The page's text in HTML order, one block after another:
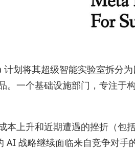
划将其超级智能实验室拆分
。一个基础设施部门，专注于
本上升和近期遭遇的挫折（
AI 战略继续面临来自竞争对手